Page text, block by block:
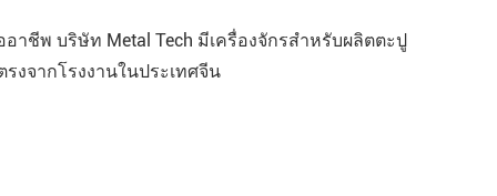
าชีพ บริษัท Metal Tech มีเครื่องจักรสำหรับผลิตตะปู
งจากโรงงานในประเทศจีน